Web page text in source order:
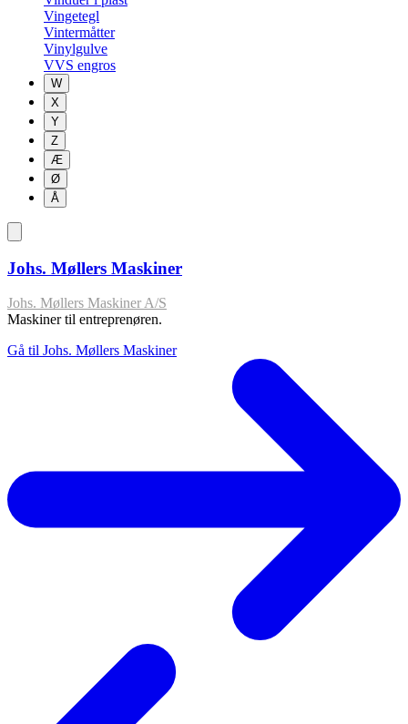
Vingetegl
Vintermåtter
Vinylgulve
VVS engros
W
X
Y
Z
Æ
Ø
Å
Johs. Møllers Maskiner
Johs. Møllers Maskiner A/S
Maskiner til entreprenøren.
Gå til Johs. Møllers Maskiner